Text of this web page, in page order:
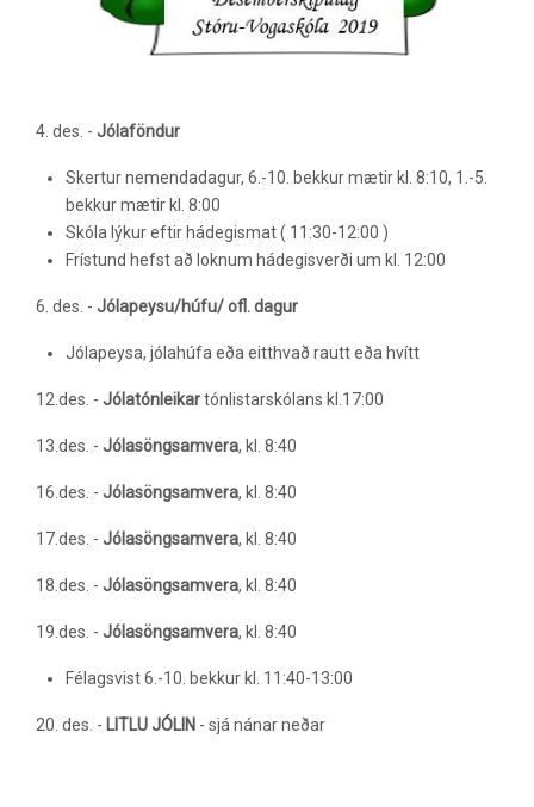
4. des. - Jólaföndur
Skertur nemendadagur, 6.-10. bekkur mætir kl. 8:10, 1.-5.
bekkur mætir kl. 8:00
Skóla lýkur eftir hádegismat ( 11:30-12:00 )
Frístund hefst að loknum hádegisverði um kl. 12:00
6. des. - Jólapeysu/húfu/ ofl. dagur
Jólapeysa, jólahúfa eða eitthvað rautt eða hvítt
12.des. - Jólatónleikartónlistarskólans kl.17:00
13.des. - Jólasöngsamvera, kl. 8:40
16.des. - Jólasöngsamvera, kl. 8:40
17.des. - Jólasöngsamvera, kl. 8:40
18.des. - Jólasöngsamvera, kl. 8:40
19.des. - Jólasöngsamvera, kl. 8:40
Félagsvist 6.-10. bekkur kl. 11:40-13:00
20. des. - LITLU JÓLIN - sjá nánar neðar